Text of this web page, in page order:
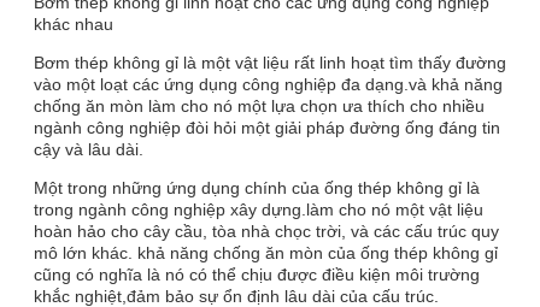
khác nhau
Bơm thép không gỉ là một vật liệu rất linh hoạt tìm thấy đường
vào một loạt các ứng dụng công nghiệp đa dạng.và khả năng
chống ăn mòn làm cho nó một lựa chọn ưa thích cho nhiều
ngành công nghiệp đòi hỏi một giải pháp đường ống đáng tin
cậy và lâu dài.
Một trong những ứng dụng chính của ống thép không gỉ là
trong ngành công nghiệp xây dựng.làm cho nó một vật liệu
hoàn hảo cho cây cầu, tòa nhà chọc trời, và các cấu trúc quy
mô lớn khác. khả năng chống ăn mòn của ống thép không gỉ
cũng có nghĩa là nó có thể chịu được điều kiện môi trường
khắc nghiệt,đảm bảo sự ổn định lâu dài của cấu trúc.